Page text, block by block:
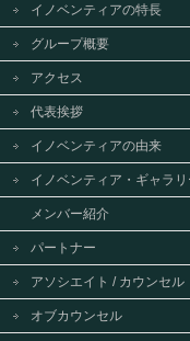
イノベンティアの特長
グループ概要
アクセス
代表挨拶
イノベンティアの由来
イノベンティア・ギャラリ
メンバー紹介
パートナー
アソシエイト / カウンセル
オブカウンセル